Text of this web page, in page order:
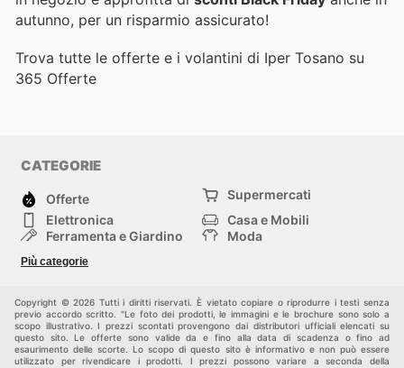
autunno, per un risparmio assicurato!
Trova tutte le offerte e i volantini di Iper Tosano su
365 Offerte
CATEGORIE
Offerte
Supermercati
Elettronica
Casa e Mobili
Ferramenta e Giardino
Moda
Bambini e Neonati
Più categorie
Copyright © 2026 Tutti i diritti riservati. È vietato copiare o riprodurre i testi senza
previo accordo scritto. "Le foto dei prodotti, le immagini e le brochure sono solo a
scopo illustrativo. I prezzi scontati provengono dai distributori ufficiali elencati su
questo sito. Le offerte sono valide da e fino alla data di scadenza o fino ad
esaurimento delle scorte. Lo scopo di questo sito è informativo e non può essere
utilizzato per rivendicare i prodotti. I prezzi possono variare a seconda della